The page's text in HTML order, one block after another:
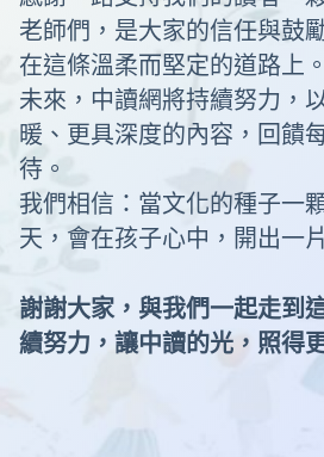
老師們，是大家的信任與鼓
在這條溫柔而堅定的道路上。
未來，中讀網將持續努力，
暖、更具深度的內容，回饋
待。
我們相信：當文化的種子一
天，會在孩子心中，開出一
謝謝大家，與我們一起走
續努力，讓中讀的光，照得